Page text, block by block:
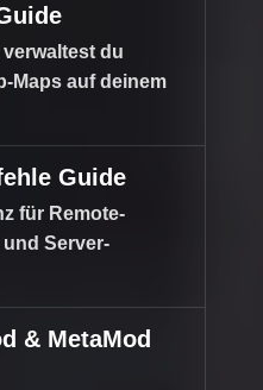
du
Maps auf deinem
Guide
für Remote-
Server-
& MetaMod